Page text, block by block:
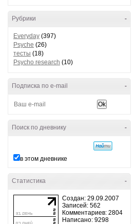
-
Рубрики
Everyday (397)
Psyche (26)
тесты (18)
Psycho research (10)
-
Подписка по e-mail
-
Поиск по дневнику
в этом дневнике
-
Статистика
Создан: 29.09.2007
Записей: 562
Комментариев: 2804
Написано: 9298